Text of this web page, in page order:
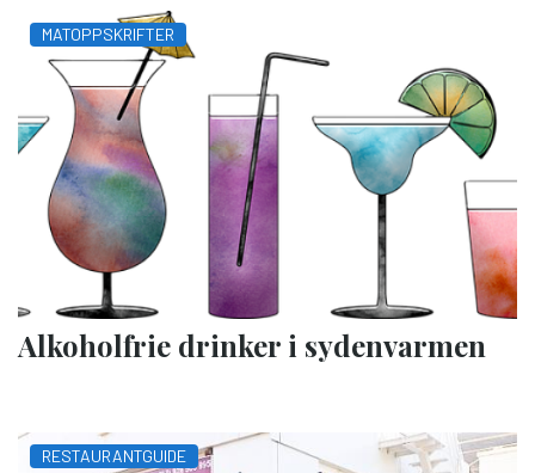
MATOPPSKRIFTER
Alkoholfrie drinker i sydenvarmen
RESTAURANTGUIDE